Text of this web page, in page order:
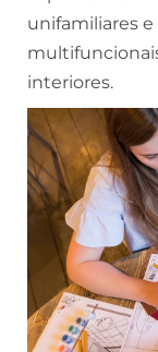
unifamiliares
interiores.